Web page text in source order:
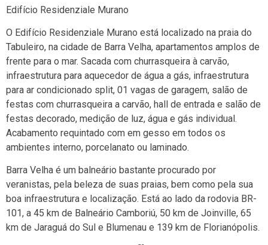
Edifício Residenziale Murano
O Edifício Residenziale Murano está localizado na praia do
Tabuleiro, na cidade de Barra Velha, apartamentos amplos de
frente para o mar. Sacada com churrasqueira à carvão,
infraestrutura para aquecedor de água a gás, infraestrutura
para ar condicionado split, 01 vagas de garagem, salão de
festas com churrasqueira a carvão, hall de entrada e salão de
festas decorado, medição de luz, água e gás individual.
Acabamento requintado com em gesso em todos os
ambientes interno, porcelanato ou laminado.
Barra Velha é um balneário bastante procurado por
veranistas, pela beleza de suas praias, bem como pela sua
boa infraestrutura e localização. Está ao lado da rodovia BR-
101, a 45 km de Balneário Camboriú, 50 km de Joinville, 65
km de Jaraguá do Sul e Blumenau e 139 km de Florianópolis.